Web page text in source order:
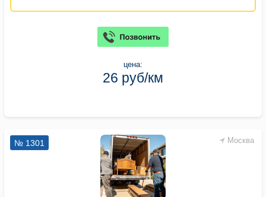
цена:
26 руб/км
Москва
№ 1301